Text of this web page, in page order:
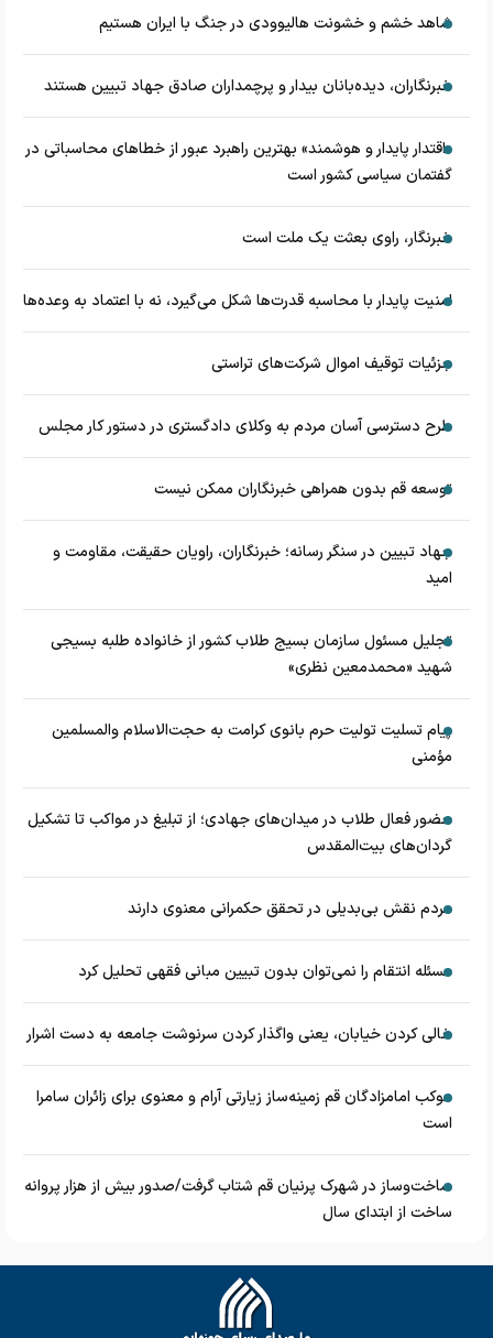
شاهد خشم و خشونت هالیوودی در جنگ با ایران هستیم
خبرنگاران، دیده‌بانان بیدار و پرچمداران صادق جهاد تبیین هستند
«اقتدار پایدار و هوشمند» بهترین راهبرد عبور از خطاهای محاسباتی در
گفتمان سیاسی کشور است
خبرنگار، راوی بعثت یک ملت است
امنیت پایدار با محاسبه قدرت‌ها شکل می‌گیرد، نه با اعتماد به وعده‌ها
جزئیات توقیف اموال شرکت‌های تراستی
طرح دسترسی آسان مردم به وکلای دادگستری در دستور کار مجلس
توسعه قم بدون همراهی خبرنگاران ممکن نیست
جهاد تبیین در سنگر رسانه؛ خبرنگاران، راویان حقیقت، مقاومت و
امید
تجلیل مسئول سازمان بسیج طلاب کشور از خانواده طلبه بسیجی
شهید «محمدمعین نظری»
پیام تسلیت تولیت حرم بانوی کرامت به حجت‌الاسلام‌ و‌المسلمین
مؤمنی
حضور فعال طلاب در میدان‌های جهادی؛ از تبلیغ در مواکب تا تشکیل
گردان‌های بیت‌المقدس
مردم نقش بی‌بدیلی در تحقق حکمرانی معنوی دارند
مسئله انتقام را نمی‌توان بدون تبیین مبانی فقهی تحلیل کرد
خالی کردن خیابان، یعنی واگذار کردن سرنوشت جامعه به دست اشرار
موکب امامزادگان قم زمینه‌ساز زیارتی آرام و معنوی برای زائران سامرا
است
ساخت‌وساز در شهرک پرنیان قم شتاب گرفت/صدور بیش از هزار پروانه
ساخت از ابتدای سال